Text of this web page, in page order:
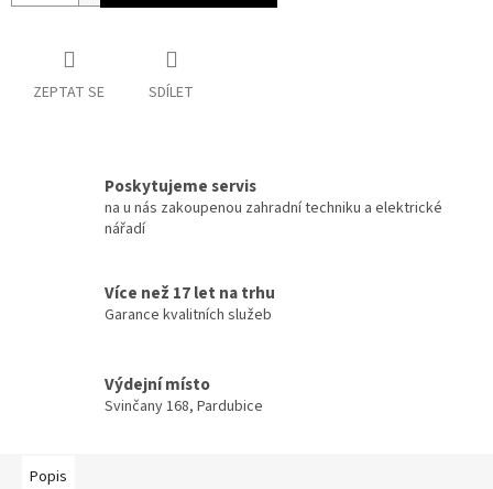
ZEPTAT SE SDÍLET
Poskytujeme servis
na u nás zakoupenou zahradní techniku a elektrické
nářadí
Více než 17 let na trhu
Garance kvalitních služeb
Výdejní místo
Svinčany 168, Pardubice
Popis